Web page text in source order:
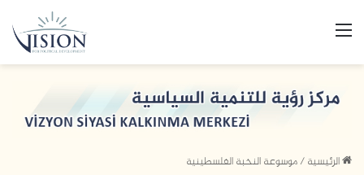
القائمة
الرئيسية/موسوعة النخبة الفلسطينية